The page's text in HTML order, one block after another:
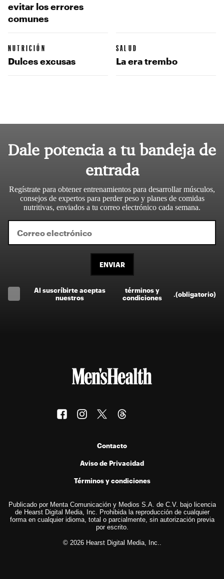
evitar los errores
comunes
NUTRICIÓN
Dulces excusas
SALUD
La era trembo
Dale potencia a tu bandeja de
entrada
Regístrate para obtener entrenamientos para desarrollar músculos,
consejos de expertos para perder peso y planes de comidas
nutritivas, enviados a tu correo electrónico cada semana.
ENVIAR
Al suscríbirte aceptas
nuestros
términos y
condiciones
(obligatorio)
Contacto
Aviso de Privacidad
Términos y condiciones
Publicado por Menta Comunicación y Medios S.A. de C.V. bajo licencia
de Hearst Digital Media, Inc. Prohibida la reproducción de cualquier
forma en cualquier idioma, total o parcialmente, sin autorización previa
por escrito.
© 2026 Hearst Digital Media, Inc..